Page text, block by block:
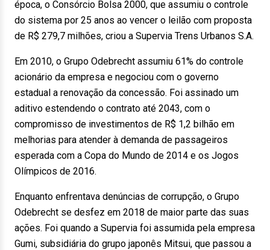
época, o Consórcio Bolsa 2000, que assumiu o controle
do sistema por 25 anos ao vencer o leilão com proposta
de R$ 279,7 milhões, criou a Supervia Trens Urbanos S.A.
Em 2010, o Grupo Odebrecht assumiu 61% do controle
acionário da empresa e negociou com o governo
estadual a renovação da concessão. Foi assinado um
aditivo estendendo o contrato até 2043, com o
compromisso de investimentos de R$ 1,2 bilhão em
melhorias para atender à demanda de passageiros
esperada com a Copa do Mundo de 2014 e os Jogos
Olímpicos de 2016.
Enquanto enfrentava denúncias de corrupção, o Grupo
Odebrecht se desfez em 2018 de maior parte das suas
ações. Foi quando a Supervia foi assumida pela empresa
Gumi, subsidiária do grupo japonês Mitsui, que passou a